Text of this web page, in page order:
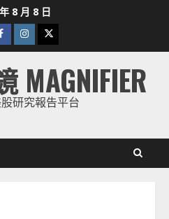
8 月 8 日
Instagram
Twitter
研究報告平台